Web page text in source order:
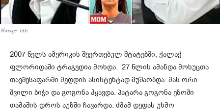
#image_title
2007 წელს ამერიკის შეერთებულ შტატებში, ქალაქ
ფლორიდაში ტრაგედია მოხდა. 27 წლის ამანდა მოხუცთა
თავშესაფარში მედდის ასისტენტად მუშაობდა. მას ორი
შვილი ბიჭი და გოგონა ჰყავდა. პატარა გოგონა ეზოში
თამაშის დროს აუზში ჩავარდა. ძმამ დედას უხმო